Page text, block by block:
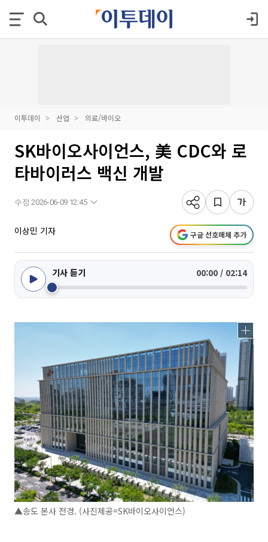
이투데이 산업 의료/바이오
SK바이오사이언스, 美 CDC와 로
타바이러스 백신 개발
수정 2026-06-09 12:45
이상민 기자 구글 선호매체 추가
기사 듣기 00:00 / 02:14
▲송도 본사 전경. (사진제공=SK바이오사이언스)